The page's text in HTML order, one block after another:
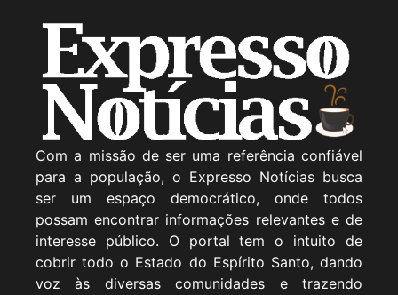
Com a missão de ser uma referência confiável
para a população, o Expresso Notícias busca
ser um espaço democrático, onde todos
possam encontrar informações relevantes e de
interesse público. O portal tem o intuito de
cobrir todo o Estado do Espírito Santo, dando
voz às diversas comunidades e trazendo